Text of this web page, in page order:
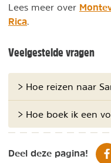
Lees meer over
Rica
Veelgestelde vragen
> Hoe reizen naar
> Hoe boek ik een
Deel deze pagina!